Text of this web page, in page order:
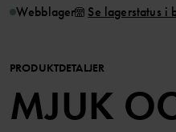
Webblager Se lagerstatus i
PRODUKTDETALJER
MJUK